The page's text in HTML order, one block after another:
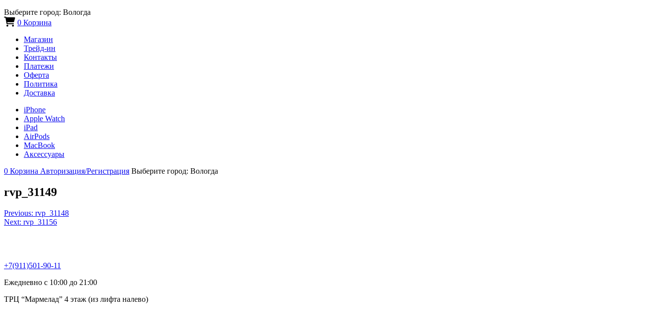
Выберите город: Вологда
0 Корзина
Магазин
Трейд-ин
Контакты
Платежи
Оферта
Политика
Доставка
iPhone
Apple Watch
iPad
AirPods
MacBook
Аксессуары
0 Корзина Авторизация/Регистрация Выберите город: Вологда
rvp_31149
Навигация
по
Previous: rvp_31148
Next: rvp_31156
+7(911)501-90-11
Ежедневно с 10:00 до 21:00
ТРЦ “Мармелад” 4 этаж (из лифта налево)